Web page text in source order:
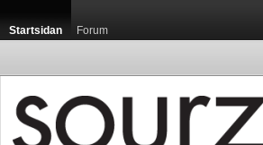
Startsidan Forum